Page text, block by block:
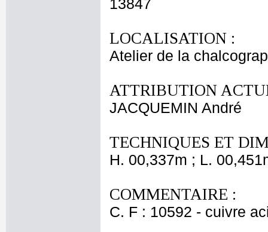
13847
LOCALISATION :
Atelier de la
ATTRIBUTION
JACQUEMIN André
TECHNIQUES ET
H. 00,337m ; L.
COMMENTAIRE :
C. F : 10592 - cuivre